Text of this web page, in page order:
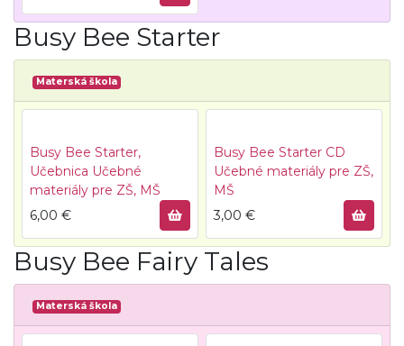
Busy Bee Starter
Materská škola
Busy Bee Starter,
Učebnica Učebné
materiály pre ZŠ, MŠ
6,00 €
Busy Bee Starter CD
Učebné materiály pre ZŠ,
MŠ
3,00 €
Busy Bee Fairy Tales
Materská škola